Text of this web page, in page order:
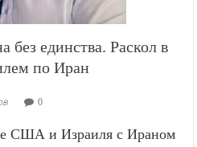
единства. Раскол в
по Иран
0
США и Израиля с Ираном